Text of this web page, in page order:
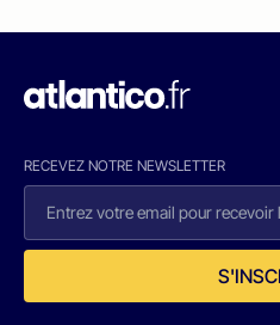
RECEVEZ NOTRE NEWSLETTER